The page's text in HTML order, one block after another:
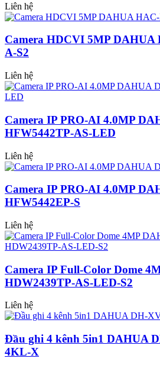
Liên hệ
Camera HDCVI 5MP DAHUA
A-S2
Liên hệ
Camera IP PRO-AI 4.0MP
HFW5442TP-AS-LED
Liên hệ
Camera IP PRO-AI 4.0MP
HFW5442EP-S
Liên hệ
Camera IP Full-Color Dome
HDW2439TP-AS-LED-S2
Liên hệ
Đầu ghi 4 kênh 5in1 DAHUA
4KL-X